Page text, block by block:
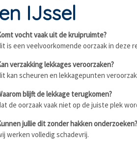
IJssel
vocht vaak uit de kruipruimte?
is een veelvoorkomende oorzaak in deze
verzakking lekkages veroorzaken?
kan scheuren en lekkagepunten
blijft de lekkage terugkomen?
de oorzaak vaak niet op de juiste plek
jullie dit zonder hakken onderzoeken?
werken volledig schadevrij.